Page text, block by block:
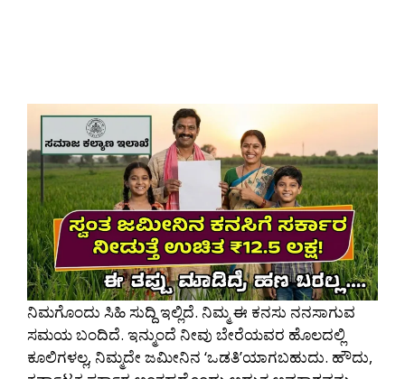
ನಿಮಗೊಂದು ಸಿಹಿ ಸುದ್ದಿ ಇಲ್ಲಿದೆ. ನಿಮ್ಮ ಈ ಕನಸು ನನಸಾಗುವ
ಸಮಯ ಬಂದಿದೆ. ಇನ್ಮುಂದೆ ನೀವು ಬೇರೆಯವರ ಹೊಲದಲ್ಲಿ
ಕೂಲಿಗಳಲ್ಲ, ನಿಮ್ಮದೇ ಜಮೀನಿನ ‘ಒಡತಿ’ಯಾಗಬಹುದು. ಹೌದು,